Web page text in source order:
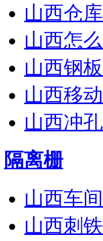
山西仓
山西怎
山西钢
山西移
山西冲
隔离栅
山西车
山西刺